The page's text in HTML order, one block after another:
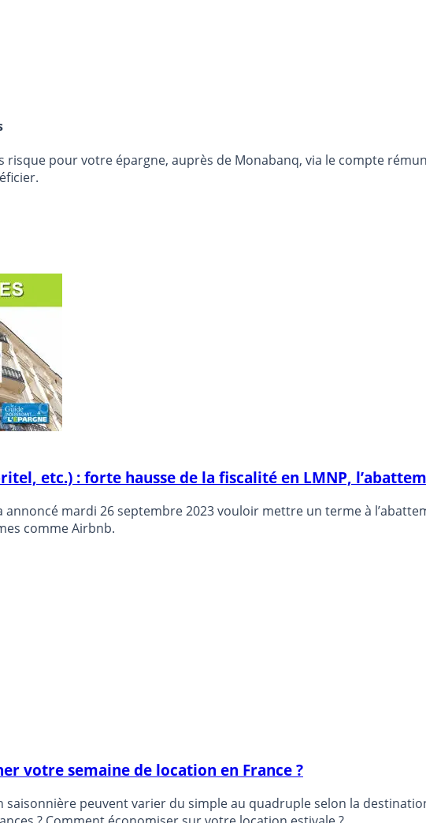
pour votre épargne, auprès de Monabanq, via le compte
etc.) : forte hausse de la fiscalité en LMNP,
annoncé mardi 26 septembre 2023 vouloir mettre un terme à
comme Airbnb.
votre semaine de location en France ?
saisonnière peuvent varier du simple au quadruple selon la